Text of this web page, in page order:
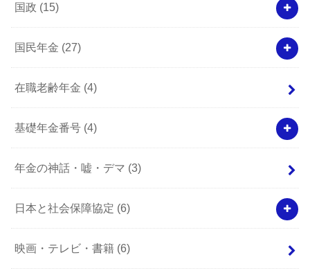
国政 (15)
国民年金 (27)
在職老齢年金 (4)
基礎年金番号 (4)
年金の神話・嘘・デマ (3)
日本と社会保障協定 (6)
映画・テレビ・書籍 (6)